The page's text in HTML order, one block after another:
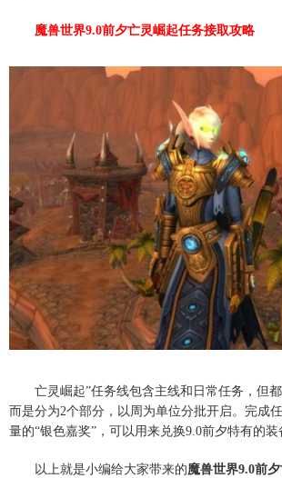
魔兽世界9.0前夕亡灵崛起任务接取攻略
亡灵崛起”任务线包含主线和日常任务，但都
而是分为2个部分，以周为单位分批开启。完成
量的“银色嘉奖”，可以用来兑换9.0前夕特有的装
以上就是小编给大家带来的魔兽世界9.0前